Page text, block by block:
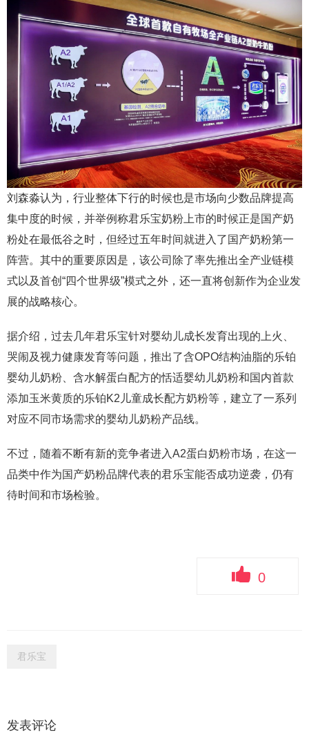
刘森淼认为，行业整体下行的时候也是市场向少数品牌提高
集中度的时候，并举例称君乐宝奶粉上市的时候正是国产奶
粉处在最低谷之时，但经过五年时间就进入了国产奶粉第一
阵营。其中的重要原因是，该公司除了率先推出全产业链模
式以及首创“四个世界级”模式之外，还一直将创新作为企业发
展的战略核心。
据介绍，过去几年君乐宝针对婴幼儿成长发育出现的上火、
哭闹及视力健康发育等问题，推出了含OPO结构油脂的乐铂
婴幼儿奶粉、含水解蛋白配方的恬适婴幼儿奶粉和国内首款
添加玉米黄质的乐铂K2儿童成长配方奶粉等，建立了一系列
对应不同市场需求的婴幼儿奶粉产品线。
不过，随着不断有新的竞争者进入A2蛋白奶粉市场，在这一
品类中作为国产奶粉品牌代表的君乐宝能否成功逆袭，仍有
待时间和市场检验。
0
君乐宝
发表评论